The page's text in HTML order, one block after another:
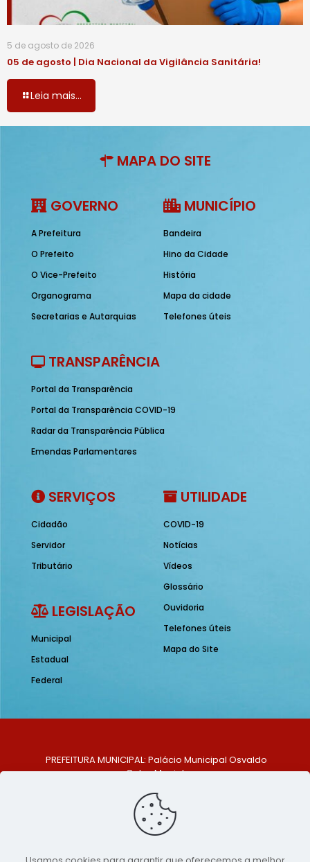
5 de agosto de 2026
05 de agosto | Dia Nacional da Vigilância Sanitária!
Leia mais...
MAPA DO SITE
GOVERNO
A Prefeitura
O Prefeito
O Vice-Prefeito
Organograma
Secretarias e Autarquias
MUNICÍPIO
Bandeira
Hino da Cidade
História
Mapa da cidade
Telefones úteis
TRANSPARÊNCIA
Portal da Transparência
Portal da Transparência COVID-19
Radar da Transparência Pública
Emendas Parlamentares
SERVIÇOS
Cidadão
Servidor
Tributário
LEGISLAÇÃO
Municipal
Estadual
Federal
UTILIDADE
COVID-19
Notícias
Vídeos
Glossário
Ouvidoria
Telefones úteis
Mapa do Site
PREFEITURA MUNICIPAL: Palácio Municipal Osvaldo
Celso Maciel
Centro, São Bento do Una - PE. CEP: 553370-128
TELEFONE: (81) 99548-1569
E-MAIL: ouvidoria@saobentodouna.pe.gov.br